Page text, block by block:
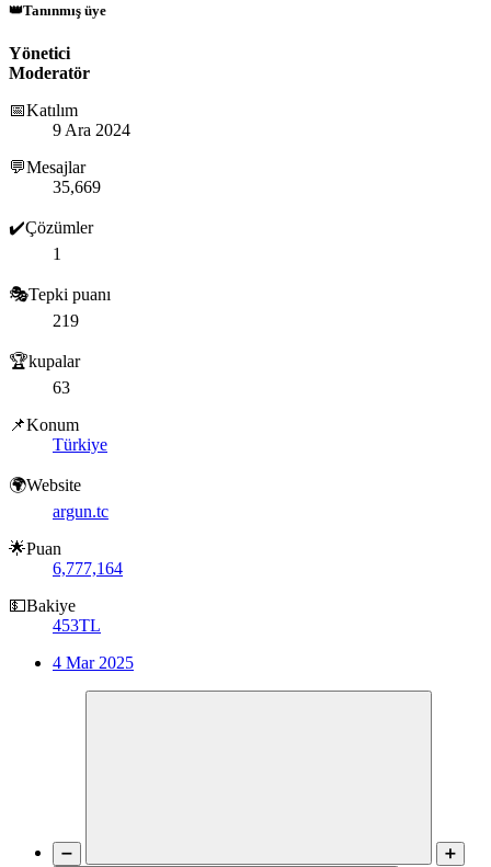
👑Tanınmış üye
Yönetici
Moderatör
📅Katılım
9 Ara 2024
💬Mesajlar
35,669
✔️Çözümler
1
🎭Tepki puanı
219
🏆kupalar
63
📌Konum
Türkiye
🌍Website
argun.tc
🌟Puan
6,777,164
💵Bakiye
453TL
4 Mar 2025
➖ ➕